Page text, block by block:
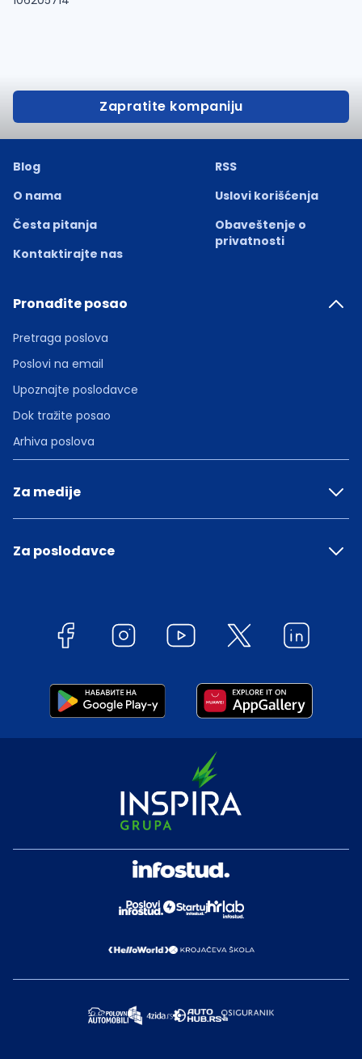
Zapratite kompaniju
Blog
O nama
Česta pitanja
Kontaktirajte nas
RSS
Uslovi korišćenja
Obaveštenje o
privatnosti
Pronađite posao
Pretraga poslova
Poslovi na email
Upoznajte poslodavce
Dok tražite posao
Arhiva poslova
Za medije
Za poslodavce